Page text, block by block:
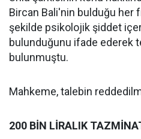
Bircan Bali'nin bulduğu her
şekilde psikolojik şiddet
bulunduğunu ifade ederek
bulunmuştu.
Mahkeme, talebin
200 BİN LİRALIK